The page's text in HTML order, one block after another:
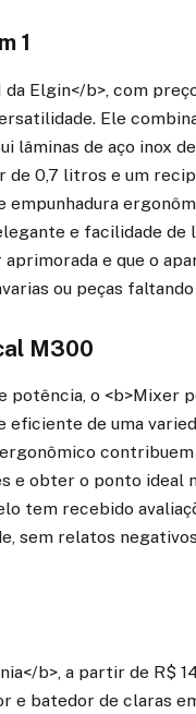
1
Elgin</b>, com
Ele
lâminas de aço inox
de 0,7 litros e um
e facilidade de
e que o
ou peças
M300
potência, o
de uma
obter o ponto ideal
tem recebido
sem relatos
b>, a partir de R$
e batedor de claras